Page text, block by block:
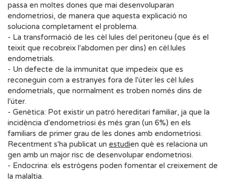
passa en moltes dones que mai desenvoluparan
endometriosi, de manera que aquesta explicació no
soluciona completament el problema.
- La transformació de les cèl lules del peritoneu (que és el
teixit que recobreix l'abdomen per dins) en cèl.lules
endometrials.
- Un defecte de la immunitat que impedeix que es
reconeguin com a estranyes fora de l'úter les cèl lules
endometrials, que normalment es troben només dins de
l'úter.
- Genètica: Pot existir un patró hereditari familiar, ja que la
incidència d'endometriosi és més gran (un 6%) en els
familiars de primer grau de les dones amb endometriosi.
Recentment s'ha publicat un estudien què es relaciona un
gen amb un major risc de desenvolupar endometriosi.
- Endocrina: els estrògens poden fomentar el creixement de
la malaltia.